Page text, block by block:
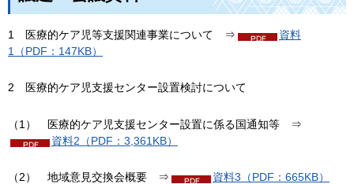
1 医療的ケア児等支援関連事業について ⇒
資料
1（PDF：147KB）
2 医療的ケア児支援センター設置検討について
（1） 医療的ケア児支援センター設置に係る国通知等
⇒
資料2（PDF：3,361KB）
（2） 地域意見交換会概要 ⇒ 資料3（PDF：665KB）